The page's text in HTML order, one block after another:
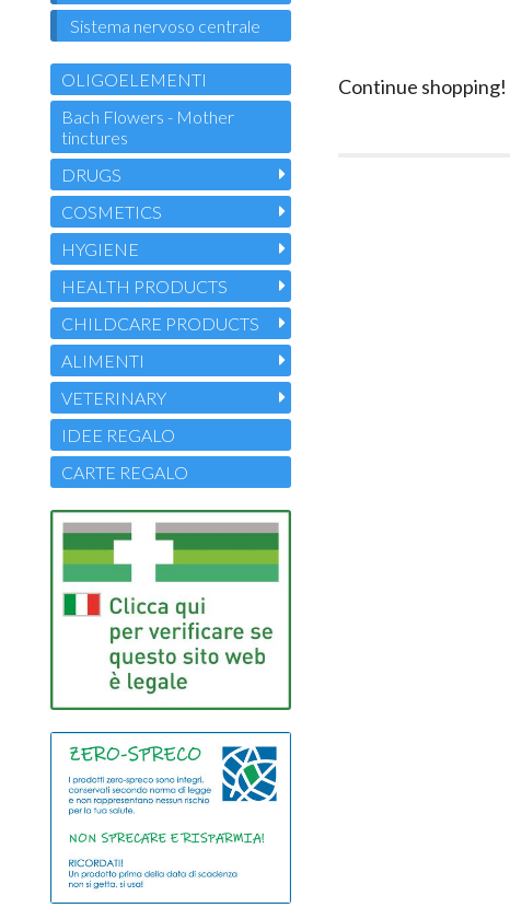
Continue shopping!
Sistema nervoso centrale
OLIGOELEMENTI
Bach Flowers - Mother
tinctures
DRUGS
COSMETICS
HYGIENE
HEALTH PRODUCTS
CHILDCARE PRODUCTS
ALIMENTI
VETERINARY
IDEE REGALO
CARTE REGALO